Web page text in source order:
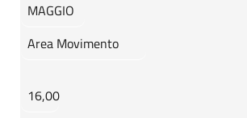
MAGGIO
Area Movimento
16,00